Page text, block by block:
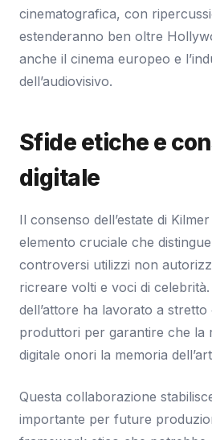
cinematografica, con
estenderanno ben oltre
anche il cinema europeo e
dell’audiovisivo.
Sfide etiche e
digitale
Il consenso dell’estate di
elemento cruciale che
controversi utilizzi non
ricreare volti e voci di celebrità.
dell’attore ha lavorato a
produttori per garantire che la
digitale onori la memoria
Questa collaborazione
importante per future